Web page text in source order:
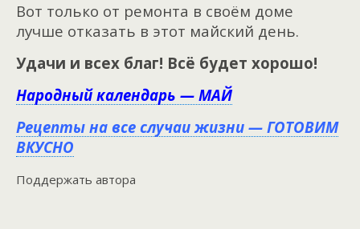
Вот только от ремонта в своём доме
лучше отказать в этот майский день.
Удачи и всех благ! Всё будет хорошо!
Народный календарь — МАЙ
Рецепты на все случаи жизни — ГОТОВИМ
ВКУСНО
Поддержать автора